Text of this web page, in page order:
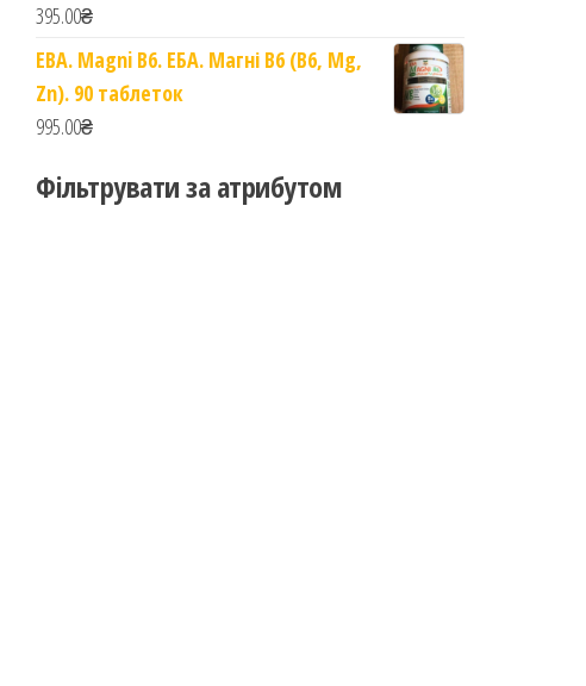
395.00₴
EBA. Magni B6. ЕБА. Магні B6 (B6, Mg,
Zn). 90 таблеток
995.00₴
Фільтрувати за атрибутом